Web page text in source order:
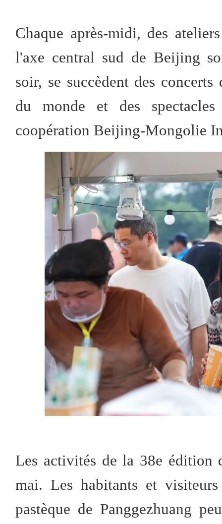
Chaque après-midi, des
l'axe central sud de Beijing
soir, se succèdent des
du monde et des
coopération Beijing-Mongolie
Les activités de la 38e édition
mai. Les habitants et
pastèque de Panggezhuang